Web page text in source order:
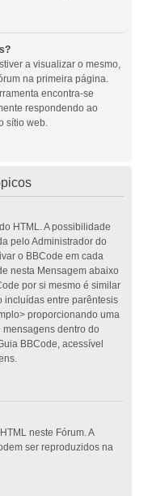
a visualizar o mesmo,
na primeira página.
encontra-se
respondendo ao
sítio web.
HTML. A possibilidade
pelo Administrador do
o BBCode em cada
nesta Mensagem abaixo
por si mesmo é similar
incluídas entre parêntesis
proporcionando uma
dentro do
BBCode, acessível
neste Fórum. A
ser reproduzidos na